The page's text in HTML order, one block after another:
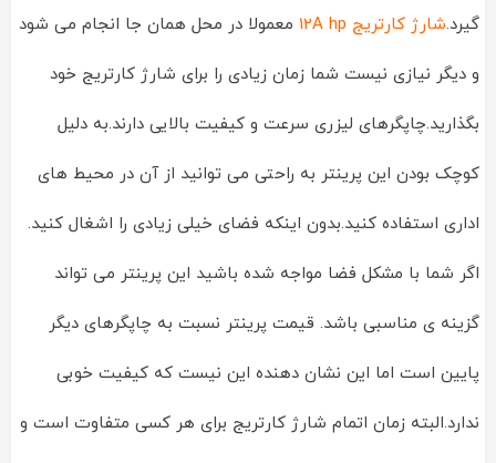
گیرد.شارژ کارتریج 12A hp معمولا در محل همان جا انجام می شود
و دیگر نیازی نیست شما زمان زیادی را برای شارژ کارتریج خود
بگذارید.چاپگرهای لیزری سرعت و کیفیت بالایی دارند.به دلیل
کوچک بودن این پرینتر به راحتی می توانید از آن در محیط های
اداری استفاده کنید.بدون اینکه فضای خیلی زیادی را اشغال کنید.
اگر شما با مشکل فضا مواجه شده باشید این پرینتر می تواند
گزینه ی مناسبی باشد. قیمت پرینتر نسبت به چاپگرهای دیگر
پایین است اما این نشان دهنده این نیست که کیفیت خوبی
ندارد.البته زمان اتمام شارژ کارتریج برای هر کسی متفاوت است و